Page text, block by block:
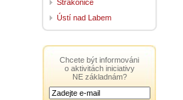
Strakonice
Ústí nad Labem
Chcete být informováni
o aktivitách iniciativy
NE základnám?